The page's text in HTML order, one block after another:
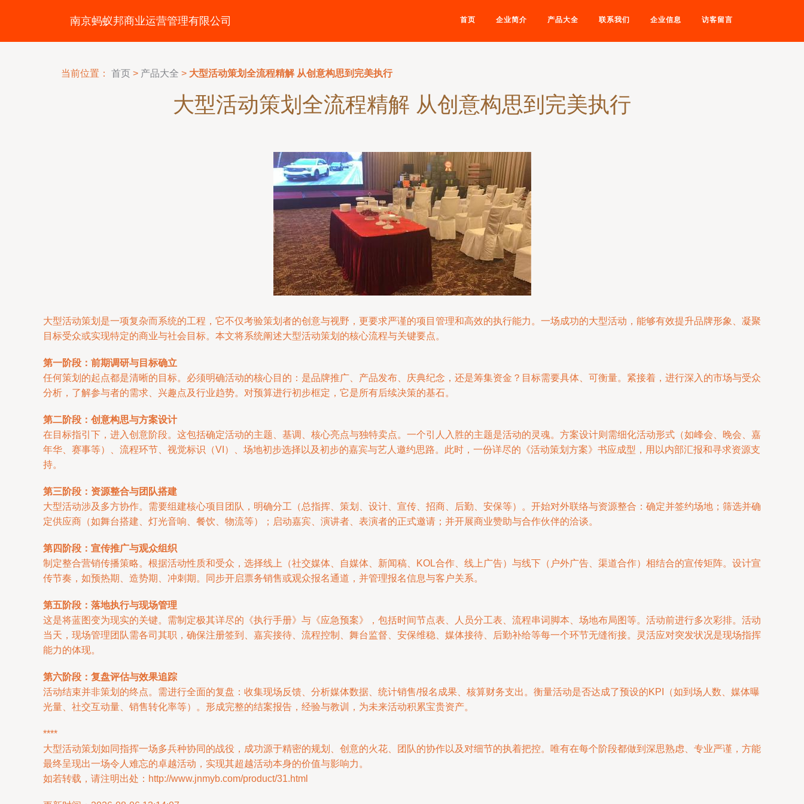
南京蚂蚁邦商业运营管理有限公司 首页 企业简介 产品大全 联系我们 企业信息 访客留言
当前位置： 首页 > 产品大全 > 大型活动策划全流程精解 从创意构思到完美执行
大型活动策划全流程精解 从创意构思到完美执行
大型活动策划是一项复杂而系统的工程，它不仅考验策划者的创意与视野，更要求严谨的项目管理和高效的执行能力。一场成功的大型活动，能够有效提升品牌形象、凝聚
目标受众或实现特定的商业与社会目标。本文将系统阐述大型活动策划的核心流程与关键要点。
第一阶段：前期调研与目标确立
任何策划的起点都是清晰的目标。必须明确活动的核心目的：是品牌推广、产品发布、庆典纪念，还是筹集资金？目标需要具体、可衡量。紧接着，进行深入的市场与受众
分析，了解参与者的需求、兴趣点及行业趋势。对预算进行初步框定，它是所有后续决策的基石。
第二阶段：创意构思与方案设计
在目标指引下，进入创意阶段。这包括确定活动的主题、基调、核心亮点与独特卖点。一个引人入胜的主题是活动的灵魂。方案设计则需细化活动形式（如峰会、晚会、嘉
年华、赛事等）、流程环节、视觉标识（VI）、场地初步选择以及初步的嘉宾与艺人邀约思路。此时，一份详尽的《活动策划方案》书应成型，用以内部汇报和寻求资源支
持。
第三阶段：资源整合与团队搭建
大型活动涉及多方协作。需要组建核心项目团队，明确分工（总指挥、策划、设计、宣传、招商、后勤、安保等）。开始对外联络与资源整合：确定并签约场地；筛选并确
定供应商（如舞台搭建、灯光音响、餐饮、物流等）；启动嘉宾、演讲者、表演者的正式邀请；并开展商业赞助与合作伙伴的洽谈。
第四阶段：宣传推广与观众组织
制定整合营销传播策略。根据活动性质和受众，选择线上（社交媒体、自媒体、新闻稿、KOL合作、线上广告）与线下（户外广告、渠道合作）相结合的宣传矩阵。设计宣
传节奏，如预热期、造势期、冲刺期。同步开启票务销售或观众报名通道，并管理报名信息与客户关系。
第五阶段：落地执行与现场管理
这是将蓝图变为现实的关键。需制定极其详尽的《执行手册》与《应急预案》，包括时间节点表、人员分工表、流程串词脚本、场地布局图等。活动前进行多次彩排。活动
当天，现场管理团队需各司其职，确保注册签到、嘉宾接待、流程控制、舞台监督、安保维稳、媒体接待、后勤补给等每一个环节无缝衔接。灵活应对突发状况是现场指挥
能力的体现。
第六阶段：复盘评估与效果追踪
活动结束并非策划的终点。需进行全面的复盘：收集现场反馈、分析媒体数据、统计销售/报名成果、核算财务支出。衡量活动是否达成了预设的KPI（如到场人数、媒体曝
光量、社交互动量、销售转化率等）。形成完整的结案报告，经验与教训，为未来活动积累宝贵资产。
****
大型活动策划如同指挥一场多兵种协同的战役，成功源于精密的规划、创意的火花、团队的协作以及对细节的执着把控。唯有在每个阶段都做到深思熟虑、专业严谨，方能
最终呈现出一场令人难忘的卓越活动，实现其超越活动本身的价值与影响力。
如若转载，请注明出处：http://www.jnmyb.com/product/31.html